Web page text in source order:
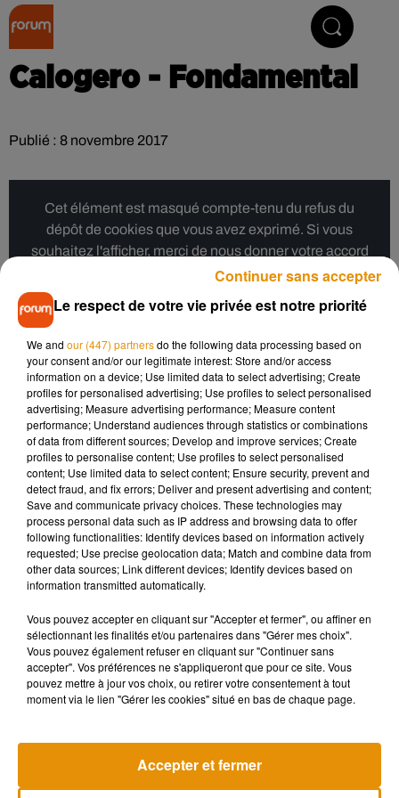
Calogero - Fondamental
Publié : 8 novembre 2017
Cet élément est masqué compte-tenu du refus du
dépôt de cookies que vous avez exprimé. Si vous
souhaitez l'afficher, merci de nous donner votre accord
en cliquant sur le bouton ci-dessous.
Afficher l'élément
Musique
7 août 2026
Madonna sort enfin le remix de « Love
Sensation » avec Kylie Minogue
7 août 2026
Angèle et
collaboration
Le respect de votre vie privée est notre priorité
We and our (447) partnersdo the following data processing based on
your consent and/or our legitimate interest: Store and/or access
information on a device; Use limited data to select advertising; Create
profiles for personalised advertising; Use profiles to select personalised
advertising; Measure advertising performance; Measure content
performance; Understand audiences through statistics or combinations
of data from different sources; Develop and improve services; Create
profiles to personalise content; Use profiles to select personalised
content; Use limited data to select content; Ensure security, prevent and
detect fraud, and fix errors; Deliver and present advertising and content;
Save and communicate privacy choices. These technologies may
process personal data such as IP address and browsing data to offer
following functionalities: Identify devices based on information actively
requested; Use precise geolocation data; Match and combine data from
other data sources; Link different devices; Identify devices based on
information transmitted automatically.
Vous pouvez accepter en cliquant sur "Accepter et fermer", ou affiner en
sélectionnant les finalités et/ou partenaires dans "Gérer mes choix".
Vous pouvez également refuser en cliquant sur "Continuer sans
accepter". Vos préférences ne s'appliqueront que pour ce site. Vous
pouvez mettre à jour vos choix, ou retirer votre consentement à tout
moment via le lien "Gérer les cookies" situé en bas de chaque page.
Accepter et fermer
Continuer sans accepter